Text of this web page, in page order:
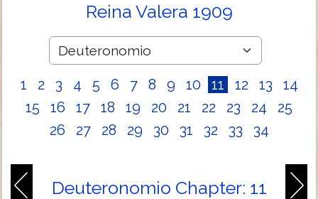
Reina Valera 1909
1 2 3 4 5 6 7 8 9 10 11 12 13
14
15
16 17 18 19 20 21 22 23 24
25
26
27 28 29 30 31 32 33 34
Deuteronomio Chapter: 11